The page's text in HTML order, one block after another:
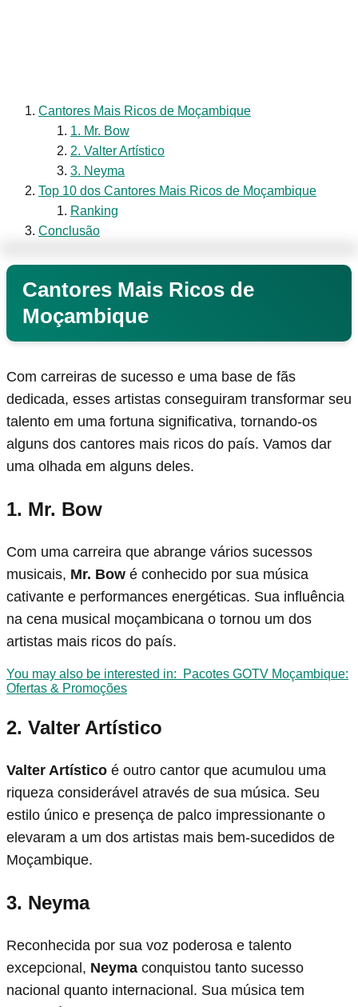
Cantores Mais Ricos de Moçambique
1. Mr. Bow
2. Valter Artístico
3. Neyma
Top 10 dos Cantores Mais Ricos de Moçambique
Ranking
Conclusão
Cantores Mais Ricos de
Moçambique
Com carreiras de sucesso e uma base de fãs
dedicada, esses artistas conseguiram transformar seu
talento em uma fortuna significativa, tornando-os
alguns dos cantores mais ricos do país. Vamos dar
uma olhada em alguns deles.
1. Mr. Bow
Com uma carreira que abrange vários sucessos
musicais, Mr. Bow é conhecido por sua música
cativante e performances energéticas. Sua influência
na cena musical moçambicana o tornou um dos
artistas mais ricos do país.
You may also be interested in:
Pacotes GOTV Moçambique:
Ofertas & Promoções
2. Valter Artístico
Valter Artístico é outro cantor que acumulou uma
riqueza considerável através de sua música. Seu
estilo único e presença de palco impressionante o
elevaram a um dos artistas mais bem-sucedidos de
Moçambique.
3. Neyma
Reconhecida por sua voz poderosa e talento
excepcional, Neyma conquistou tanto sucesso
nacional quanto internacional. Sua música tem